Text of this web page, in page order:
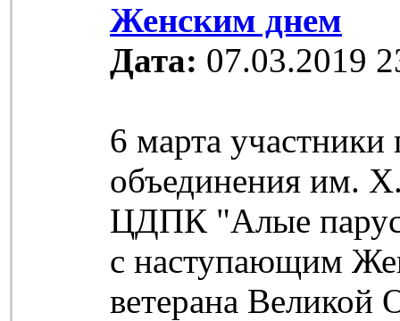
Женским днем
Дата: 07.03.2019
6 марта участники
объединения им.
ЦДПК "Алые
с наступающим
ветерана Великой